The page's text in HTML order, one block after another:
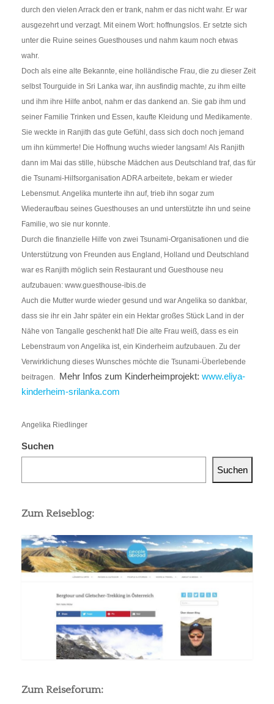
durch den vielen Arrack den er trank, nahm er das nicht wahr. Er war
ausgezehrt und verzagt. Mit einem Wort: hoffnungslos. Er setzte sich
unter die Ruine seines Guesthouses und nahm kaum noch etwas
wahr.
Doch als eine alte Bekannte, eine holländische Frau, die zu dieser Zeit
selbst Tourguide in Sri Lanka war, ihn ausfindig machte, zu ihm eilte
und ihm ihre Hilfe anbot, nahm er das dankend an. Sie gab ihm und
seiner Familie Trinken und Essen, kaufte Kleidung und Medikamente.
Sie weckte in Ranjith das gute Gefühl, dass sich doch noch jemand
um ihn kümmerte! Die Hoffnung wuchs wieder langsam! Als Ranjith
dann im Mai das stille, hübsche Mädchen aus Deutschland traf, das für
die Tsunami-Hilfsorganisation ADRA arbeitete, bekam er wieder
Lebensmut. Angelika munterte ihn auf, trieb ihn sogar zum
Wiederaufbau seines Guesthouses an und unterstützte ihn und seine
Familie, wo sie nur konnte.
Durch die finanzielle Hilfe von zwei Tsunami-Organisationen und die
Unterstützung von Freunden aus England, Holland und Deutschland
war es Ranjith möglich sein Restaurant und Guesthouse neu
aufzubauen: www.guesthouse-ibis.de
Auch die Mutter wurde wieder gesund und war Angelika so dankbar,
dass sie ihr ein Jahr später ein ein Hektar großes Stück Land in der
Nähe von Tangalle geschenkt hat! Die alte Frau weiß, dass es ein
Lebenstraum von Angelika ist, ein Kinderheim aufzubauen. Zu der
Verwirklichung dieses Wunsches möchte die Tsunami-Überlebende
beitragen. Mehr Infos zum Kinderheimprojekt: www.eliya-
kinderheim-srilanka.com
Angelika Riedlinger
Suchen
Suchen
Zum Reiseblog:
Zum Reiseforum: